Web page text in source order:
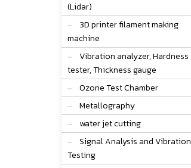
(Lidar)
3D printer filament making
machine
Vibration analyzer, Hardness
tester, Thickness gauge
Ozone Test Chamber
Metallography
water jet cutting
Signal Analysis and Vibration
Testing